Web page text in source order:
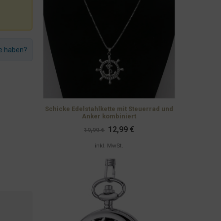
haben?
Schicke Edelstahlkette mit Steuerrad und
Anker kombiniert
19,99€ Ursprünglicher
Preis
war:
12,99 €Aktueller
inkl. MwSt.